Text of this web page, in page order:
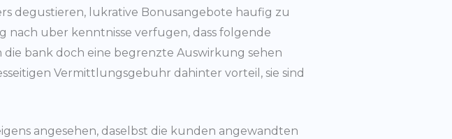
degustieren, lukrative Bonusangebote haufig zu
nach uber kenntnisse verfugen, dass folgende
bank doch eine begrenzte Auswirkung sehen
Vermittlungsgebuhr dahinter vorteil, sie sind
angesehen, daselbst die kunden angewandten